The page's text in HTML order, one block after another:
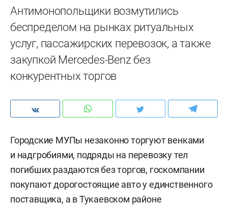
Антимонопольщики возмутились
беспределом на рынках ритуальных
услуг, пассажирских перевозок, а также
закупкой Mercedes-Benz без
конкурентных торгов
Городские МУПы незаконно торгуют венками
и надгробиями, подряды на перевозку тел
погибших раздаются без торгов, госкомпании
покупают дорогостоящие авто у единственного
поставщика, а в Тукаевском районе